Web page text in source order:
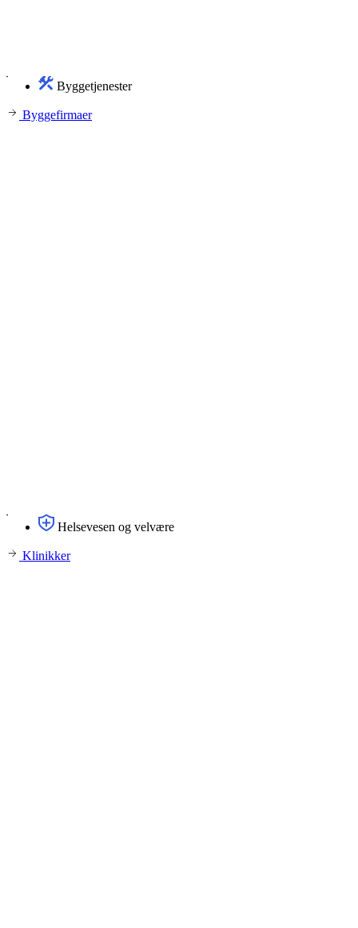
Byggetjenester
Byggefirmaer
Helsevesen og velvære
Klinikker